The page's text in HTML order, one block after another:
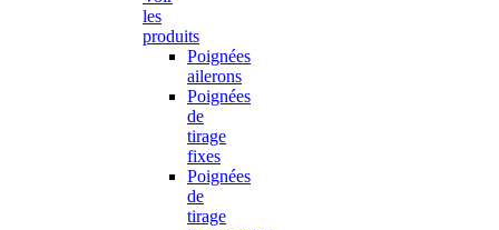
les
produits
Poignées
ailerons
Poignées
de
tirage
fixes
Poignées
de
tirage